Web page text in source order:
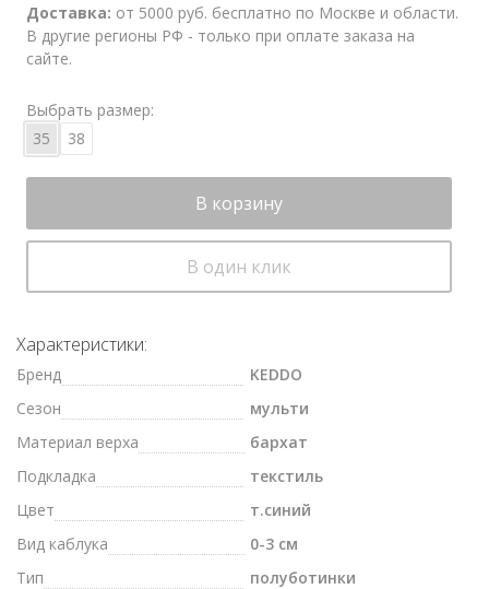
Доставка: от 5000 руб. бесплатно по Москве и области.
В другие регионы РФ - только при оплате заказа на
сайте.
Выбрать размер:
35
38
В корзину
В один клик
Характеристики:
Бренд
KEDDO
Сезон
мульти
Материал верха
бархат
Подкладка
текстиль
Цвет
т.синий
Вид каблука
0-3 см
Тип
полуботинки